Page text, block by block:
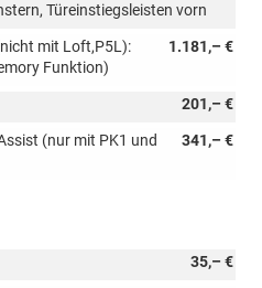
Türeinstiegsleisten vorn
1.181,– €
mit Loft,P5L):
Funktion)
201,– €
341,– €
(nur mit PK1 und
35,– €